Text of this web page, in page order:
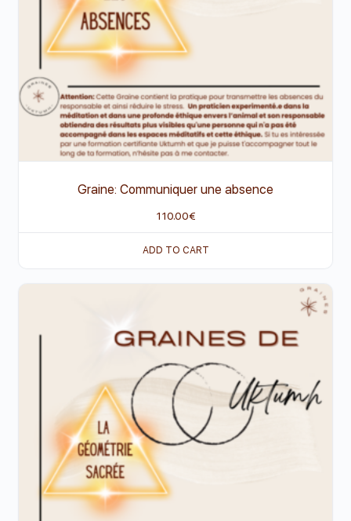
Graine: Communiquer une absence
110.00€
ADD TO CART